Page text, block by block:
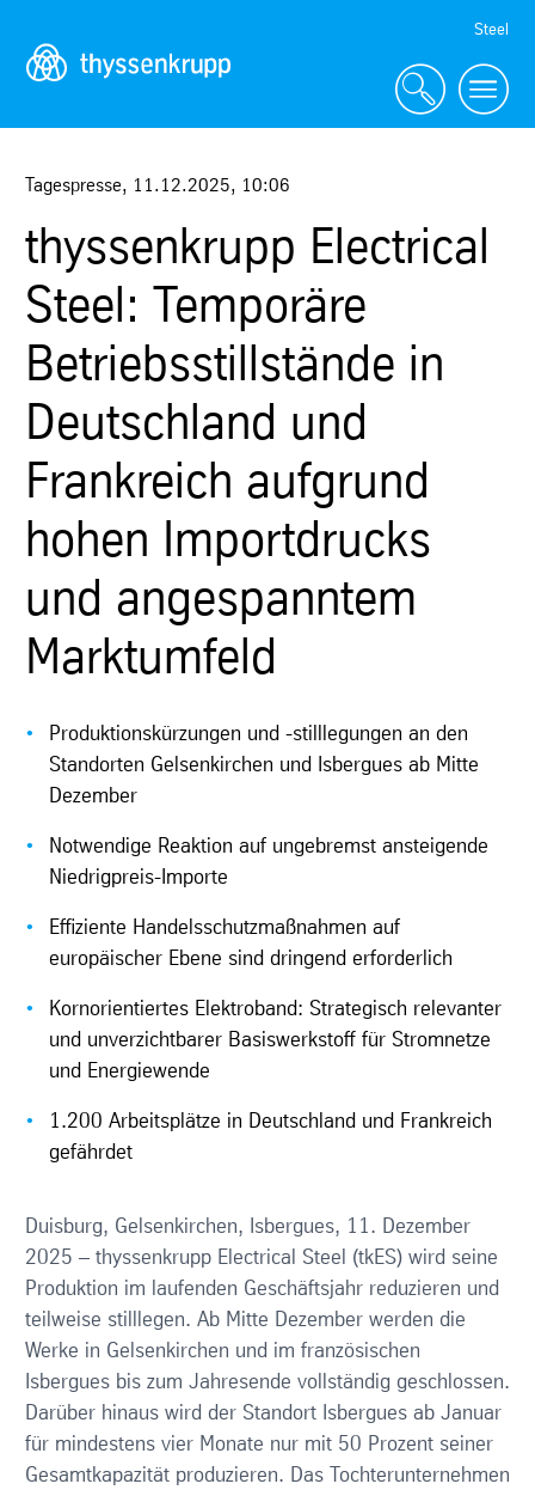
Navigation
Steel
Tagespresse, 11.12.2025, 10:06
thyssenkrupp Electrical
Steel: Temporäre
Betriebsstillstände in
Deutschland und
Frankreich aufgrund
hohen Importdrucks
und angespanntem
Marktumfeld
Produktionskürzungen und -stilllegungen an den
Standorten Gelsenkirchen und Isbergues ab Mitte
Dezember
Notwendige Reaktion auf ungebremst ansteigende
Niedrigpreis-Importe
Effiziente Handelsschutzmaßnahmen auf
europäischer Ebene sind dringend erforderlich
Kornorientiertes Elektroband: Strategisch relevanter
und unverzichtbarer Basiswerkstoff für Stromnetze
und Energiewende
1.200 Arbeitsplätze in Deutschland und Frankreich
gefährdet
Duisburg, Gelsenkirchen, Isbergues, 11. Dezember
2025 – thyssenkrupp Electrical Steel (tkES) wird seine
Produktion im laufenden Geschäftsjahr reduzieren und
teilweise stilllegen. Ab Mitte Dezember werden die
Werke in Gelsenkirchen und im französischen
Isbergues bis zum Jahresende vollständig geschlossen.
Darüber hinaus wird der Standort Isbergues ab Januar
für mindestens vier Monate nur mit 50 Prozent seiner
Gesamtkapazität produzieren. Das Tochterunternehmen